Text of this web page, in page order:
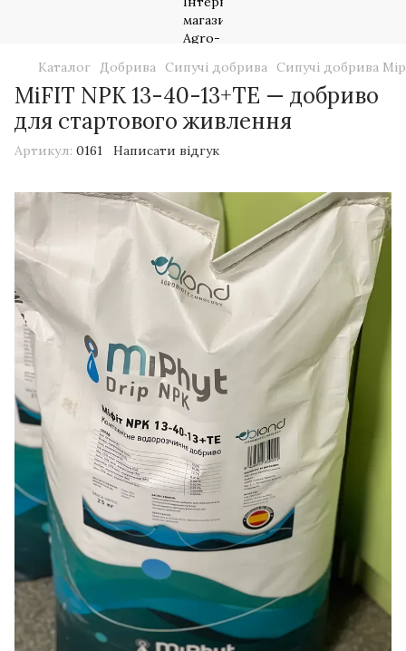
Каталог Добрива Сипучі добрива Сипучі добрива
MiFIT NPK 13-40-13+TE — добриво
для стартового живлення
Артикул: 0161 Написати відгук